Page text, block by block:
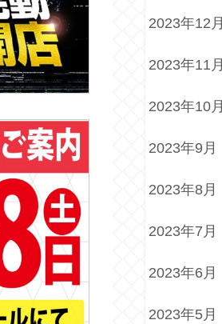
2023年12月
2023年11月
2023年10月
2023年9月
2023年8月
2023年7月
2023年6月
2023年5月